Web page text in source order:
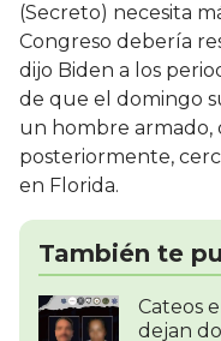
(Secreto) necesita
Congreso debería
dijo Biden a los
de que el domingo
un hombre
posteriormente,
en Florida.
También te
Cateos
dejan